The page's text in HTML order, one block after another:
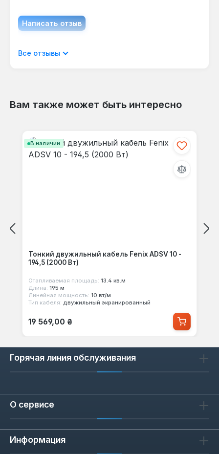
Написать отзыв
Отображать отзывы только на текущем
Все отзывы
Вам также может быть интересно
В наличии
Тонкий двужильный кабель Fenix ADSV 10 -
194,5 (2000 Вт)
Отапливаемая площадь: 13.4 кв.м
Длина: 195 м
Линейная мощность: 10 вт/м
Тип кабеля: двужильный экранированный
Обычная цена:
19 569,00 ₴
Горячая линия обслуживания
О сервисе
Информация